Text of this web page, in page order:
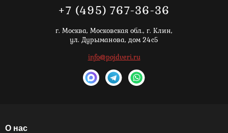
+7 (495) 767-36-36
г. Москва, Московская обл., г. Клин,
ул. Дурыманова, дом 24с5
info@pojdveri.ru
О нас